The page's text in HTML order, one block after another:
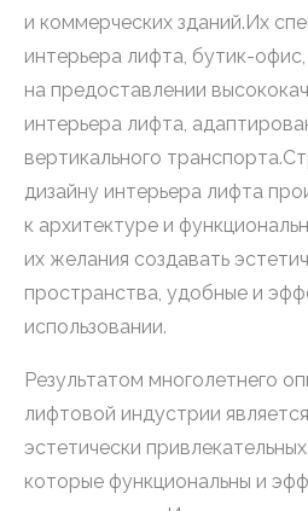
и коммерческих зданий.Их
интерьера лифта, бутик-
на предоставлении
интерьера лифта,
вертикального
дизайну интерьера лифта
к архитектуре и
их желания создавать
пространства, удобные и
использовании.
Результатом многолетнего
лифтовой индустрии
эстетически
которые функциональны и